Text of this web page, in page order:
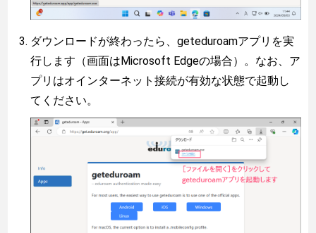
ダウンロードが終わったら、geteduroamアプリを実
行します（画面はMicrosoft Edgeの場合）。なお、ア
プリはオインターネット接続が有効な状態で起動し
てください。